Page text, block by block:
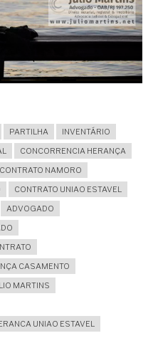
PARTILHA
INVENTÁRIO
CONCORRENCIA HERANÇA
CONTRATO NAMORO
CONTRATO UNIAO ESTAVEL
ADVOGADO
CASAMENTO
MARTINS
UNIAO ESTAVEL